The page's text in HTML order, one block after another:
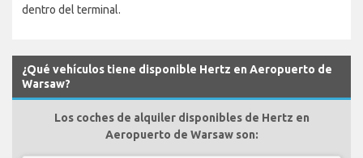
dentro del terminal.
¿Qué vehículos tiene disponible Hertz en Aeropuerto de
Warsaw?
Los coches de alquiler disponibles de Hertz en
Aeropuerto de Warsaw son: